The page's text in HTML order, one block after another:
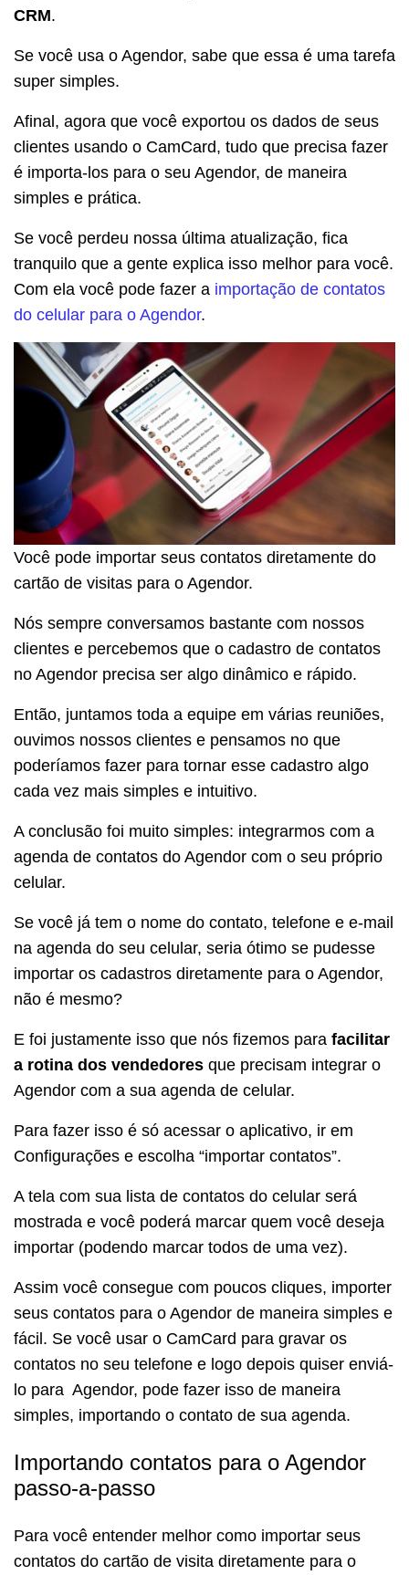
CRM.
Se você usa o Agendor, sabe que essa é uma tarefa
super simples.
Afinal, agora que você exportou os dados de seus
clientes usando o CamCard, tudo que precisa fazer
é importa-los para o seu Agendor, de maneira
simples e prática.
Se você perdeu nossa última atualização, fica
tranquilo que a gente explica isso melhor para você.
Com ela você pode fazer a importação de contatos
do celular para o Agendor.
Você pode importar seus contatos diretamente do
cartão de visitas para o Agendor.
Nós sempre conversamos bastante com nossos
clientes e percebemos que o cadastro de contatos
no Agendor precisa ser algo dinâmico e rápido.
Então, juntamos toda a equipe em várias reuniões,
ouvimos nossos clientes e pensamos no que
poderíamos fazer para tornar esse cadastro algo
cada vez mais simples e intuitivo.
A conclusão foi muito simples: integrarmos com a
agenda de contatos do Agendor com o seu próprio
celular.
Se você já tem o nome do contato, telefone e e-mail
na agenda do seu celular, seria ótimo se pudesse
importar os cadastros diretamente para o Agendor,
não é mesmo?
E foi justamente isso que nós fizemos para facilitar
a rotina dos vendedores que precisam integrar o
Agendor com a sua agenda de celular.
Para fazer isso é só acessar o aplicativo, ir em
Configurações e escolha “importar contatos”.
A tela com sua lista de contatos do celular será
mostrada e você poderá marcar quem você deseja
importar (podendo marcar todos de uma vez).
Assim você consegue com poucos cliques, importer
seus contatos para o Agendor de maneira simples e
fácil. Se você usar o CamCard para gravar os
contatos no seu telefone e logo depois quiser enviá-
lo para Agendor, pode fazer isso de maneira
simples, importando o contato de sua agenda.
Importando contatos para o Agendor
passo-a-passo
Para você entender melhor como importar seus
contatos do cartão de visita diretamente para o